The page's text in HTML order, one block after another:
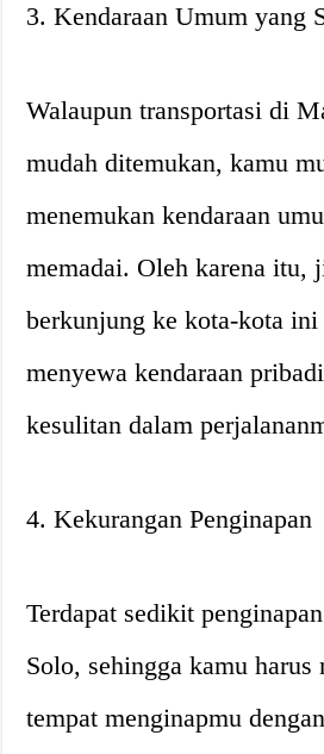
3. Kendaraan Umum yang
Walaupun transportasi di
mudah ditemukan, kamu
menemukan kendaraan
memadai. Oleh karena itu,
berkunjung ke kota-kota ini
menyewa kendaraan
kesulitan dalam
4. Kekurangan Penginapan
Terdapat sedikit
Solo, sehingga kamu harus
tempat menginapmu